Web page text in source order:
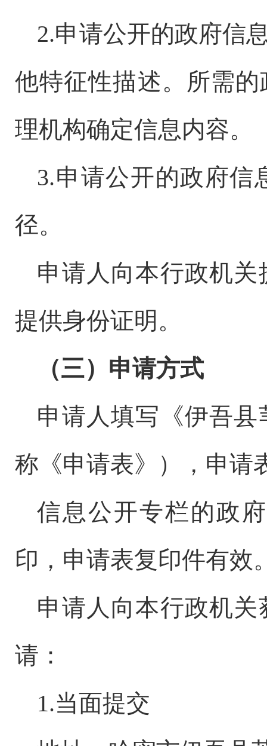
2.申请公开的政府信
他特征性描述。所需
理机构确定信息内容。
3.申请公开的政府信
径。
申请人向本行政机
提供身份证明。
（三）申请方式
申请人填写《伊吾
称《申请表》），申请
信息公开专栏的政
印，申请表复印件有效
申请人向本行政机
请：
1.当面提交